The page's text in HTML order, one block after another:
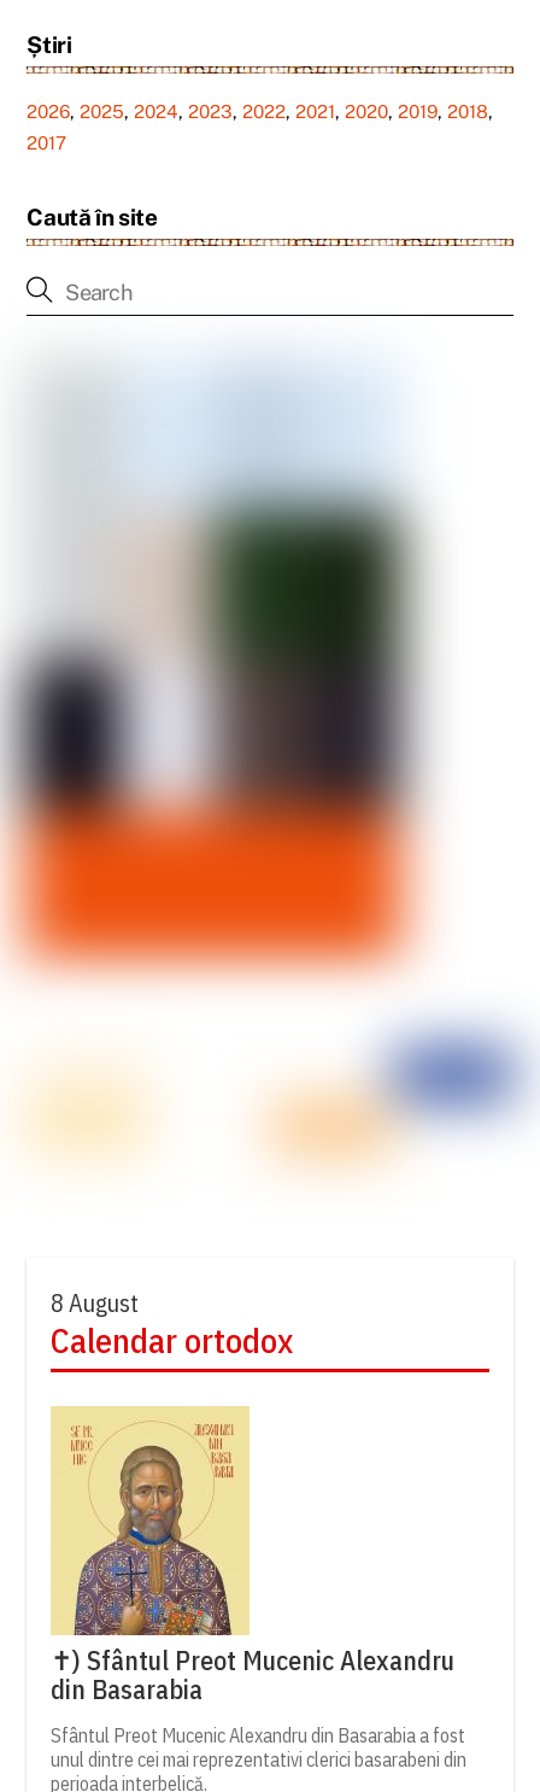
Știri
2026,2025,2024,2023,2022,2021,2020,2019,2018,
2017
Caută în site
8 August
Calendar ortodox
✝) Sfântul Preot Mucenic Alexandru
din Basarabia
Sfântul Preot Mucenic Alexandru din Basarabia a fost
unul dintre cei mai reprezentativi clerici basarabeni din
perioada interbelică.